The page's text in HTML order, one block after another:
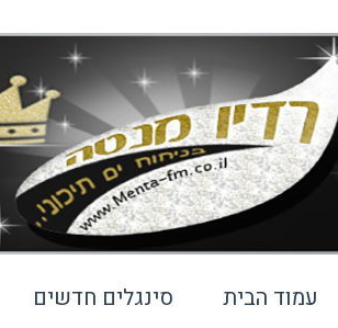
עמוד הבית סינגלים חדשים